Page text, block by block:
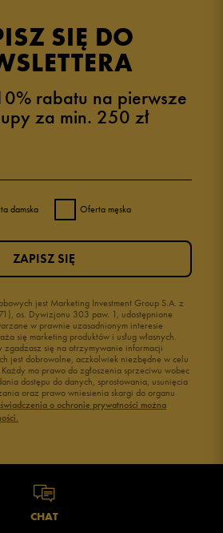
SIĘ DO
rabatu na pierwsze
za min. 250 zł
damska Oferta męska
jest Marketing Investment Group S.A. z
os. Dywizjonu 303 paw. 1, udostępnione
w prawnie uzasadnionym interesie
się marketing produktów i usług własnych.
zgadzasz się na otrzymywanie informacji
jest dobrowolne, aczkolwiek niezbędne w celu
ma prawo do zgłoszenia sprzeciwu wobec
dostępu do danych, sprostowania, usunięcia
oraz prawo wniesienia skargi do organu
o ochronie prywatności można
ZAPISZ SIĘ
CHAT